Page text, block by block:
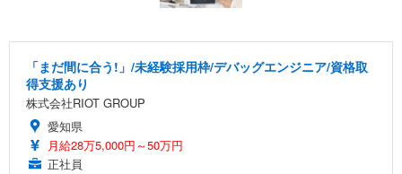
「まだ間に合う!」/未経験採用枠/デバッグエンジニア/資格取
得支援あり
株式会社RIOT GROUP
愛知県
月給28万5,000円～50万円
正社員